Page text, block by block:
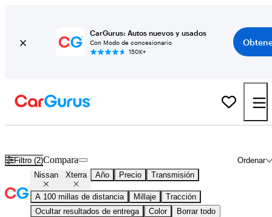
CarGurus: Autos nuevos y usados
Con Modo de concesionario
150K+
Filtro (2) Ordenar
Compara
Nissan Xterra Año Precio Transmisión
A 100 millas de distancia Millaje
Tracción
Ocultar resultados de entrega
Color Borrar todo